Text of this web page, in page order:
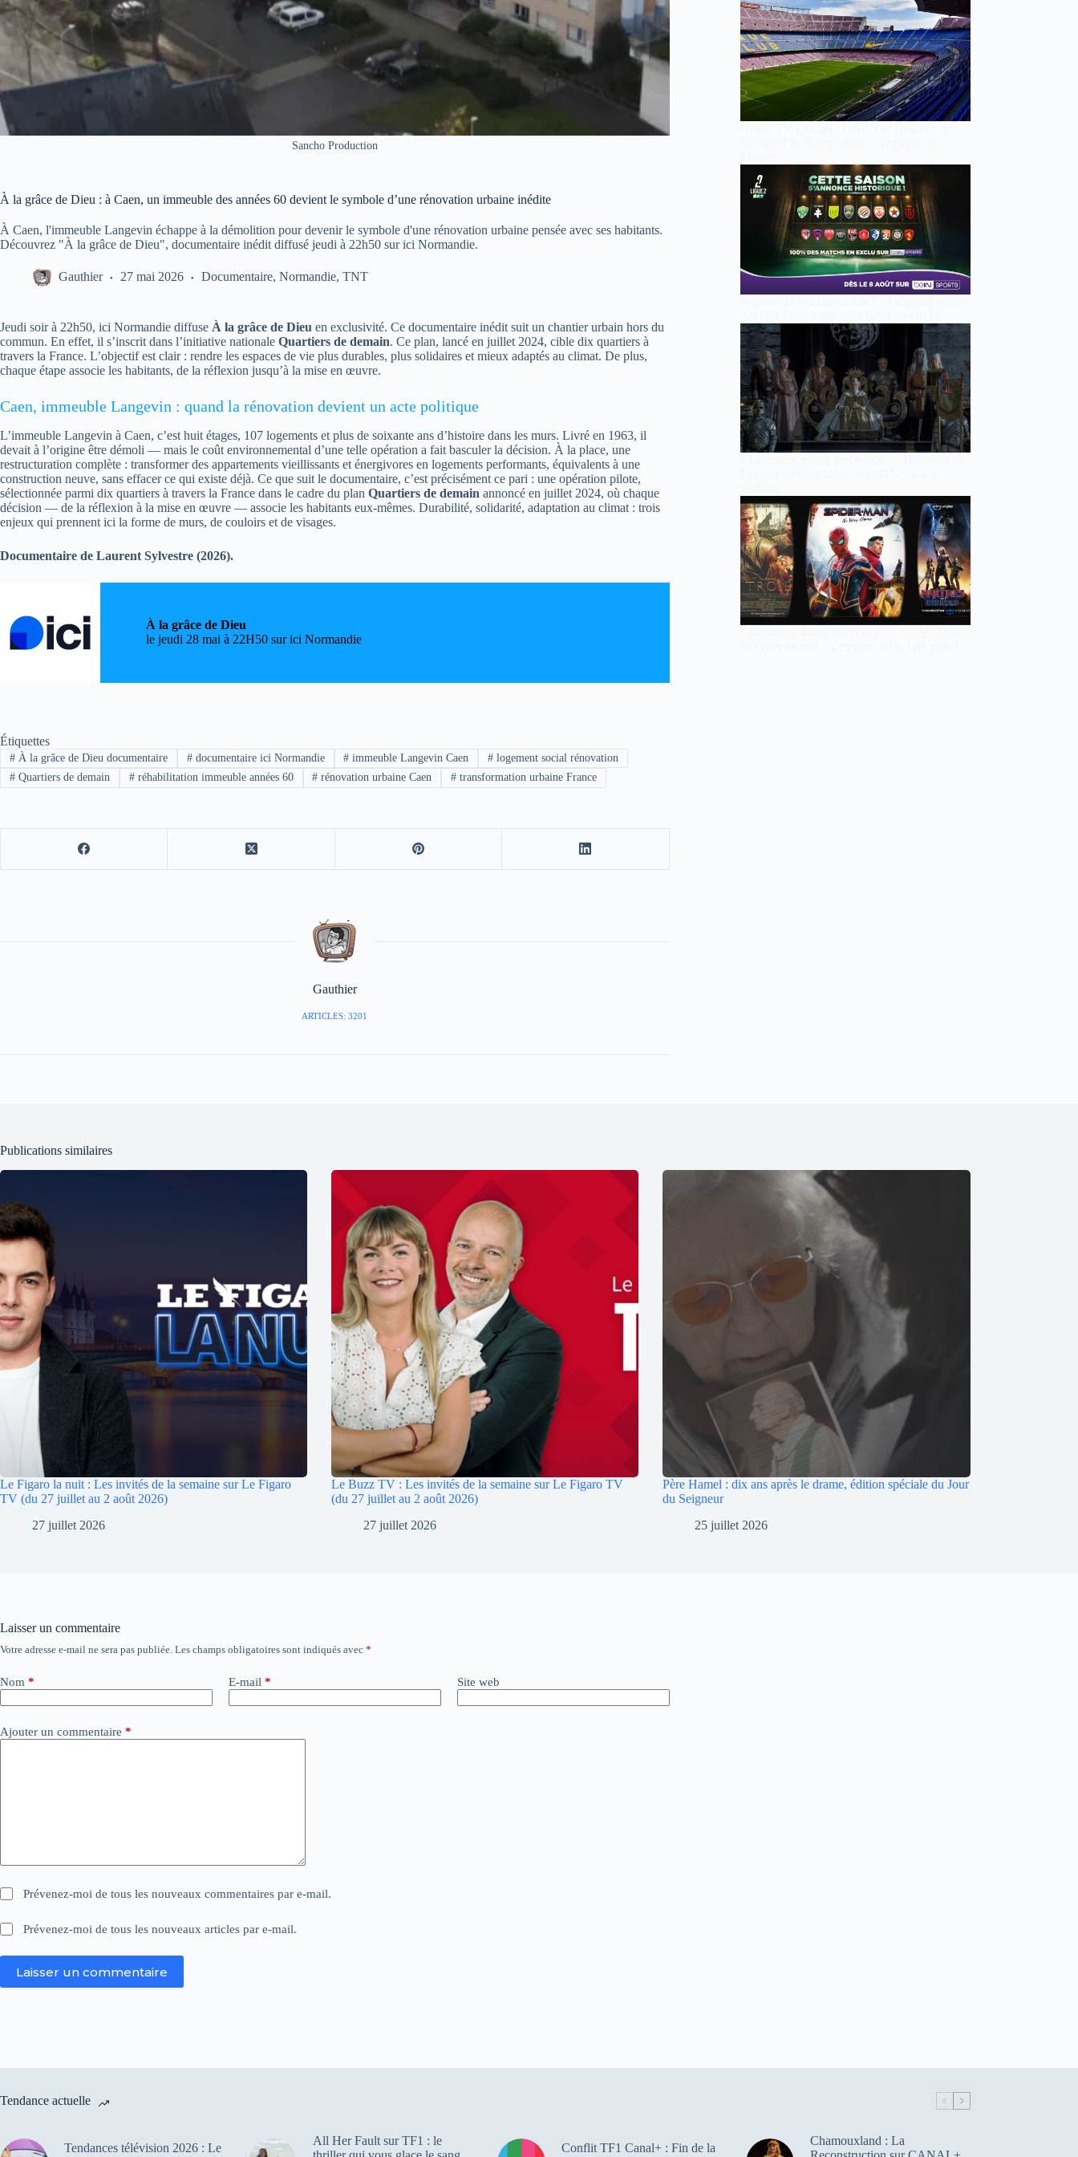
Sancho Production
À la grâce de Dieu : à Caen, un immeuble des années 60 devient le symbole d’une rénovation urbaine inédite
À Caen, l'immeuble Langevin échappe à la démolition pour devenir le symbole d'une rénovation urbaine pensée avec ses habitants.
Découvrez "À la grâce de Dieu", documentaire inédit diffusé jeudi à 22h50 sur ici Normandie.
Gauthier 27 mai 2026 Documentaire, Normandie, TNT
Jeudi soir à 22h50, ici Normandie diffuse À la grâce de Dieu en exclusivité. Ce documentaire inédit suit un chantier urbain hors du
commun. En effet, il s’inscrit dans l’initiative nationale Quartiers de demain. Ce plan, lancé en juillet 2024, cible dix quartiers à
travers la France. L’objectif est clair : rendre les espaces de vie plus durables, plus solidaires et mieux adaptés au climat. De plus,
chaque étape associe les habitants, de la réflexion jusqu’à la mise en œuvre.
Caen, immeuble Langevin : quand la rénovation devient un acte politique
L’immeuble Langevin à Caen, c’est huit étages, 107 logements et plus de soixante ans d’histoire dans les murs. Livré en 1963, il
devait à l’origine être démoli — mais le coût environnemental d’une telle opération a fait basculer la décision. À la place, une
restructuration complète : transformer des appartements vieillissants et énergivores en logements performants, équivalents à une
construction neuve, sans effacer ce qui existe déjà. Ce que suit le documentaire, c’est précisément ce pari : une opération pilote,
sélectionnée parmi dix quartiers à travers la France dans le cadre du plan Quartiers de demain annoncé en juillet 2024, où chaque
décision — de la réflexion à la mise en œuvre — associe les habitants eux-mêmes. Durabilité, solidarité, adaptation au climat : trois
enjeux qui prennent ici la forme de murs, de couloirs et de visages.
Documentaire de Laurent Sylvestre (2026).
À la grâce de Dieu
le jeudi 28 mai à 22H50 sur ici Normandie
Étiquettes
#À la grâce de Dieu documentaire #documentaire ici Normandie # immeuble Langevin Caen # logement social rénovation
#Quartiers de demain #réhabilitation immeuble années 60 # rénovation urbaine Caen # transformation urbaine France
Gauthier
ARTICLES: 3201
Publications similaires
Le Figaro la nuit : Les invités de la semaine sur Le Figaro
TV (du 27 juillet au 2 août 2026)
27 juillet 2026
Le Buzz TV : Les invités de la semaine sur Le Figaro TV
(du 27 juillet au 2 août 2026)
27 juillet 2026
Père Hamel : dix ans après le drame, édition spéciale du Jour
du Seigneur
25 juillet 2026
Laisser un commentaire
Votre adresse e-mail ne sera pas publiée. Les champs obligatoires sont indiqués avec *
Nom * E-mail * Site web
Ajouter un commentaire *
Prévenez-moi de tous les nouveaux commentaires par e-mail.
Prévenez-moi de tous les nouveaux articles par e-mail.
Laisser un commentaire
A
t
e
r
a
Tendance actuelle
Tendances télévision 2026 : Le
All Her Fault sur TF1 : le
Conflit TF1 Canal+ : Fin de la
Chamouxland : La